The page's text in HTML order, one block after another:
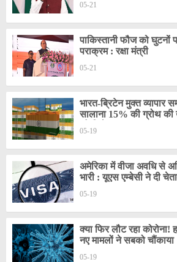
05-21
पाकिस्तानी फौज को घुटनों
पराक्रम : रक्षा मंत्री
05-21
भारत-ब्रिटेन मुक्त व्यापार
सालाना 15% की ग्रोथ की
05-19
अमेरिका में वीजा अवधि से
भारी : यूएस एम्बेसी ने दी
05-19
क्या फिर लौट रहा कोरोना!
नए मामलों ने सबको चौंकाया
05-19